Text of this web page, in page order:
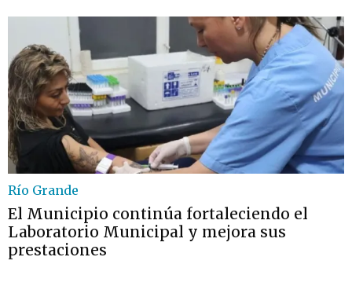
Río Grande
El Municipio continúa fortaleciendo el
Laboratorio Municipal y mejora sus
prestaciones